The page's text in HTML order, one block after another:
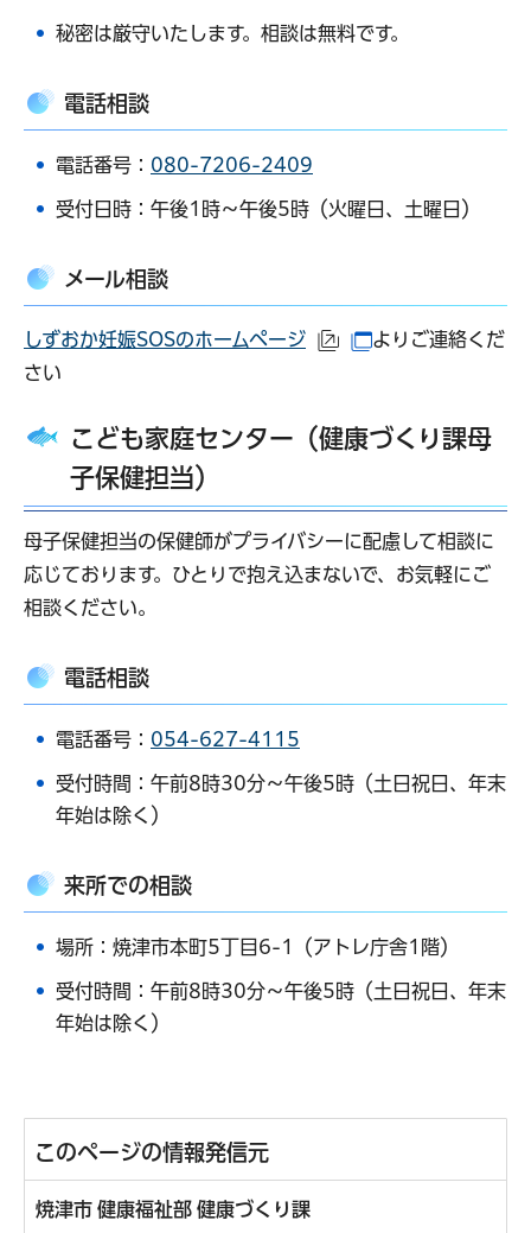
秘密は厳守いたします。相談は無料です。
電話相談
電話番号： 080-7206-2409
受付日時：午後1時～午後5時（火曜日、土曜日）
メール相談
しずおか妊娠SOSのホームページ （外部サイトへリン
（別ウインドウで
よりご連絡くだ
さい
こども家庭センター（健康づくり課母
子保健担当）
母子保健担当の保健師がプライバシーに配慮して相談に
応じております。ひとりで抱え込まないで、お気軽にご
相談ください。
電話相談
電話番号： 054-627-4115
受付時間：午前8時30分～午後5時（土日祝日、年末
年始は除く）
来所での相談
場所：焼津市本町5丁目6-1（アトレ庁舎1階）
受付時間：午前8時30分～午後5時（土日祝日、年末
年始は除く）
このページの情報発信元
焼津市 健康福祉部 健康づくり課